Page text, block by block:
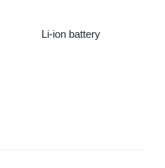
Li-ion battery